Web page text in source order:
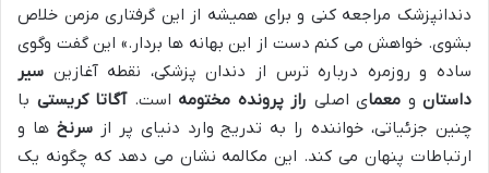
دندانپزشک مراجعه کنی و برای همیشه از این گرفتاری مزمن خلاص
بشوی. خواهش می کنم دست از این بهانه ها بردار.» این گفت وگوی
ساده و روزمره درباره ترس از دندان پزشکی، نقطه آغازین سیر
داستان و معمای اصلی راز پرونده مختومه است.آگاتا کریستی با
چنین جزئیاتی، خواننده را به تدریج وارد دنیای پر ازسرنخ ها و
ارتباطات پنهان می کند. این مکالمه نشان می دهد که چگونه یک